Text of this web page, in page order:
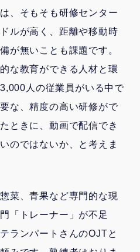
、そもそも研修センター
ルが高く、距離や移動時
が無いことも課題です。
な教育ができる人材と環
人の従業員がいる中で
な、精度の高い研修がで
ときに、動画で配信でき
のではないか、と考えま
菜、青果など専門的な現
「トレーナー」が不足
ランパートさんのOJTと